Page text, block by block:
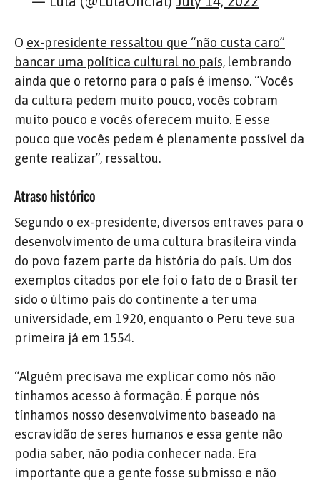
O ex-presidente ressaltou que “não custa caro”
bancar uma política cultural no país, lembrando
ainda que o retorno para o país é imenso. “Vocês
da cultura pedem muito pouco, vocês cobram
muito pouco e vocês oferecem muito. E esse
pouco que vocês pedem é plenamente possível da
gente realizar”, ressaltou.
Atraso histórico
Segundo o ex-presidente, diversos entraves para o
desenvolvimento de uma cultura brasileira vinda
do povo fazem parte da história do país. Um dos
exemplos citados por ele foi o fato de o Brasil ter
sido o último país do continente a ter uma
universidade, em 1920, enquanto o Peru teve sua
primeira já em 1554.
“Alguém precisava me explicar como nós não
tínhamos acesso à formação. É porque nós
tínhamos nosso desenvolvimento baseado na
escravidão de seres humanos e essa gente não
podia saber, não podia conhecer nada. Era
importante que a gente fosse submisso e não